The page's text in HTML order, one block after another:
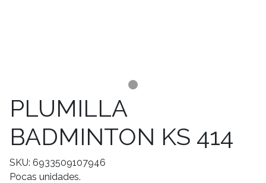
PLUMILLA
BADMINTON KS 414
SKU: 6933509107946
Pocas unidades.